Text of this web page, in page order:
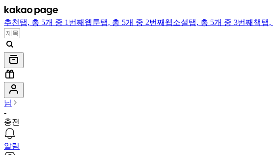
추천 탭, 총 5개 중 1번째 웹툰탭, 총 5개 중 2번째 웹소설탭, 총 5개 중 3번째 책탭,
님
-
충전
알림